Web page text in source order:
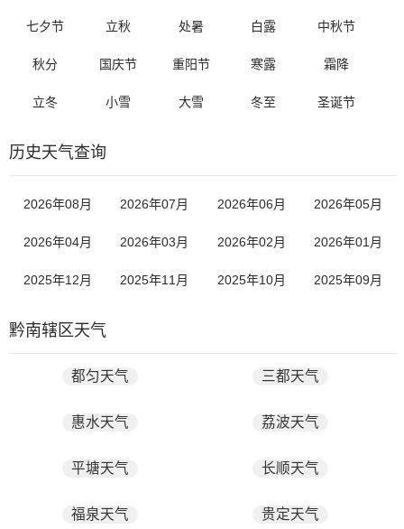
七夕节 立秋 处暑 白露 中秋节
秋分 国庆节 重阳节 寒露 霜降
立冬 小雪 大雪 冬至 圣诞节
历史天气查询
2026年08月 2026年07月 2026年06月 2026年05月
2026年04月 2026年03月 2026年02月 2026年01月
2025年12月 2025年11月 2025年10月 2025年09月
黔南辖区天气
都匀天气 三都天气
惠水天气 荔波天气
平塘天气 长顺天气
福泉天气 贵定天气